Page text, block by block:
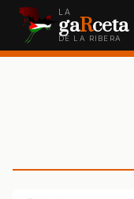
LA
gaRceta
DE LA RIBERA